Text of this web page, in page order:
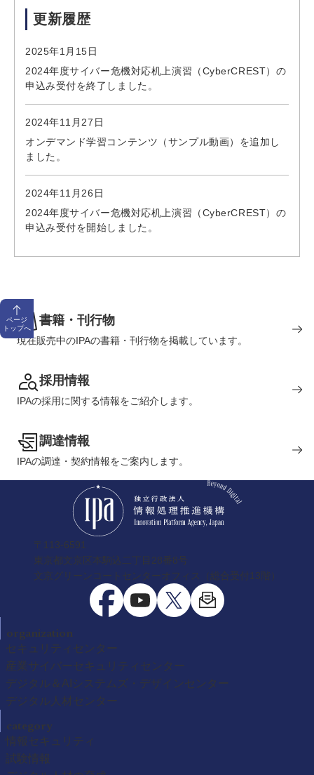
更新履歴
2025年1月15日
2024年度サイバー危機対応机上演習（CyberCREST）の
申込み受付を終了しました。
2024年11月27日
オンデマンド学習コンテンツ（サンプル動画）を追加し
ました。
2024年11月26日
2024年度サイバー危機対応机上演習（CyberCREST）の
申込み受付を開始しました。
ページ
トップへ
書籍・刊行物
現在販売中のIPAの書籍・刊行物を掲載しています。
採用情報
IPAの採用に関する情報をご紹介します。
調達情報
IPAの調達・契約情報をご案内します。
〒113-6591
東京都文京区本駒込二丁目28番8号
文京グリーンコートセンターオフィス（総合受付13階）
organization
セキュリティセンター
産業サイバーセキュリティセンター
デジタル＆AIシステムズ・デザインセンター
デジタル人材センター
category
情報セキュリティ
試験情報